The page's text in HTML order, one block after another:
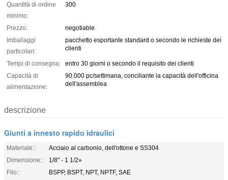
Quantità di ordine
minimo:
300
Prezzo:
negotiable
Imballaggi
particolari:
pacchetto esportante standard o secondo le richieste dei
clienti
Tempi di consegna:
entro 30 giorni o secondo il requisito dei clienti
Capacità di
alimentazione:
90.000 pc/settimana, conciliante la capacità dell'officina
dell'assemblea
descrizione
Giunti a innesto rapido idraulici
Materiale::
Acciaio al carbonio, dell'ottone e SS304
Dimensione::
1/8" - 1 1/2»
Filo::
BSPP, BSPT, NPT, NPTF, SAE